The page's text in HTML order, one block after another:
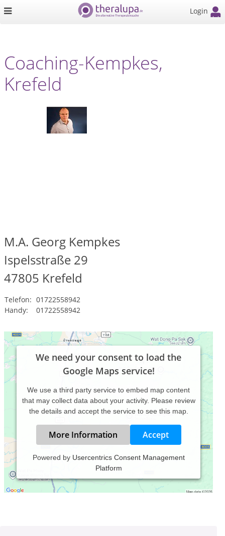
Login
Coaching-Kempkes,
Krefeld
M.A. Georg Kempkes
Ispelsstraße 29
47805 Krefeld
Telefon: 01722558942
Handy:
01722558942
We need your consent to load the
Google Maps service!
We use a third party service to embed map content
that may collect data about your activity. Please review
the details and accept the service to see this map.
More Information Accept
Powered by Usercentrics Consent Management
Platform
Verantwortlich für den Inhalt des Eintrages ist: M.A. Georg
Kempkes